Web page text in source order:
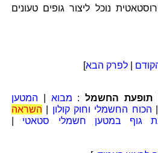
נוכל ליצור גופים טעונים
|לפרק הבא]
תופעת החשמל: מבוא
המטען
הכוח החשמלי וחוק קולון
השראה
גוף במטען חשמלי סטאטי